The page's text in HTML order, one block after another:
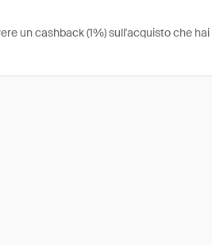
un cashback (1%) sull'acquisto che